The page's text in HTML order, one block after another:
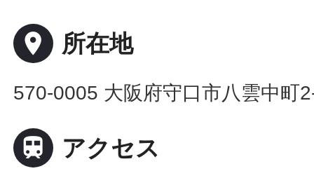
place 所在地
570-0005 大阪府守口市八雲中町
 アクセス